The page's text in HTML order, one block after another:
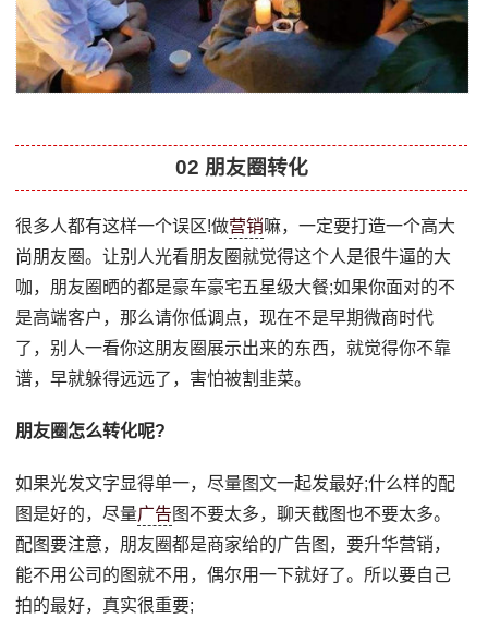
02 朋友圈转化
很多人都有这样一个误区!做营销嘛，一定要打造一个高大
尚朋友圈。让别人光看朋友圈就觉得这个人是很牛逼的大
咖，朋友圈晒的都是豪车豪宅五星级大餐;如果你面对的不
是高端客户，那么请你低调点，现在不是早期微商时代
了，别人一看你这朋友圈展示出来的东西，就觉得你不靠
谱，早就躲得远远了，害怕被割韭菜。
朋友圈怎么转化呢?
如果光发文字显得单一，尽量图文一起发最好;什么样的配
图是好的，尽量广告 图不要太多，聊天截图也不要太多。
配图要注意，朋友圈都是商家给的广告图，要升华营销，
能不用公司的图就不用，偶尔用一下就好了。所以要自己
拍的最好，真实很重要;